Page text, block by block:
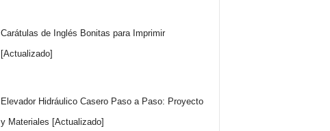
Carátulas de Inglés Bonitas para Imprimir
[Actualizado]
Elevador Hidráulico Casero Paso a Paso: Proyecto
y Materiales [Actualizado]